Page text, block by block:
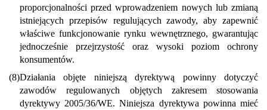
proporcjonalności przed wprowadzeniem nowych lub zmianą
istniejących przepisów regulujących zawody, aby zapewnić
właściwe funkcjonowanie rynku wewnętrznego, gwarantując
jednocześnie przejrzystość oraz wysoki poziom ochrony
konsumentów.
(8)Działania objęte niniejszą dyrektywą powinny dotyczyć
zawodów regulowanych objętych zakresem stosowania
dyrektywy 2005/36/WE. Niniejsza dyrektywa powinna mieć